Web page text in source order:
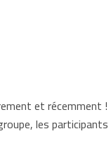
et récemment
les